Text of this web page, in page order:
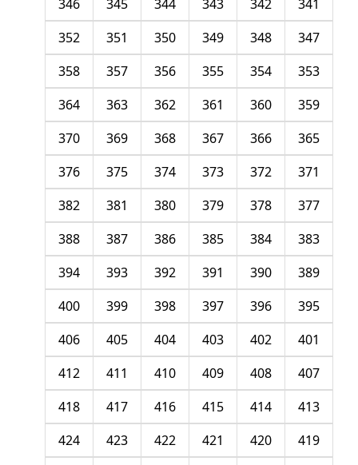
341
342
343
344
345
346
347
348
349
350
351
352
353
354
355
356
357
358
359
360
361
362
363
364
365
366
367
368
369
370
371
372
373
374
375
376
377
378
379
380
381
382
383
384
385
386
387
388
389
390
391
392
393
394
395
396
397
398
399
400
401
402
403
404
405
406
407
408
409
410
411
412
413
414
415
416
417
418
419
420
421
422
423
424